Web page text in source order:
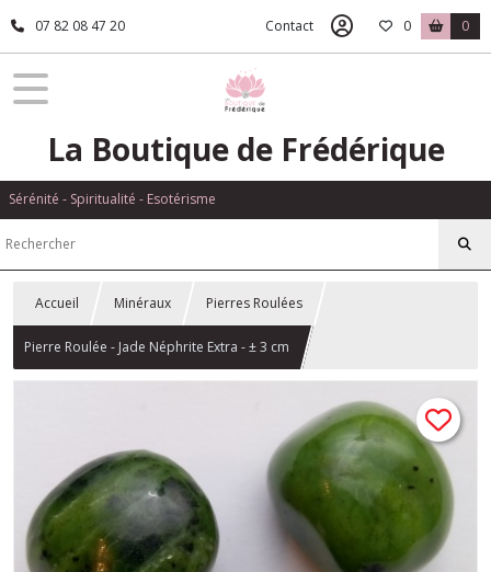
07 82 08 47 20 Contact 0 0
La Boutique de Frédérique
Sérénité - Spiritualité - Esotérisme
Accueil Minéraux Pierres Roulées
Pierre Roulée - Jade Néphrite Extra - ± 3 cm